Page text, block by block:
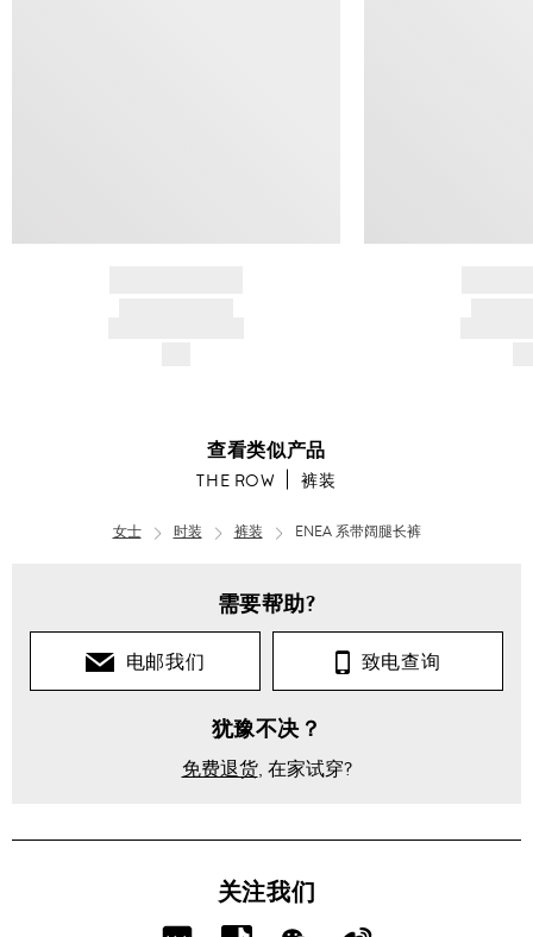
查看类似产品
THE ROW 裤装
女士 时装 裤装 ENEA 系带阔腿长裤
需要帮助?
电邮我们 致电查询
犹豫不决？
免费退货, 在家试穿?
关注我们